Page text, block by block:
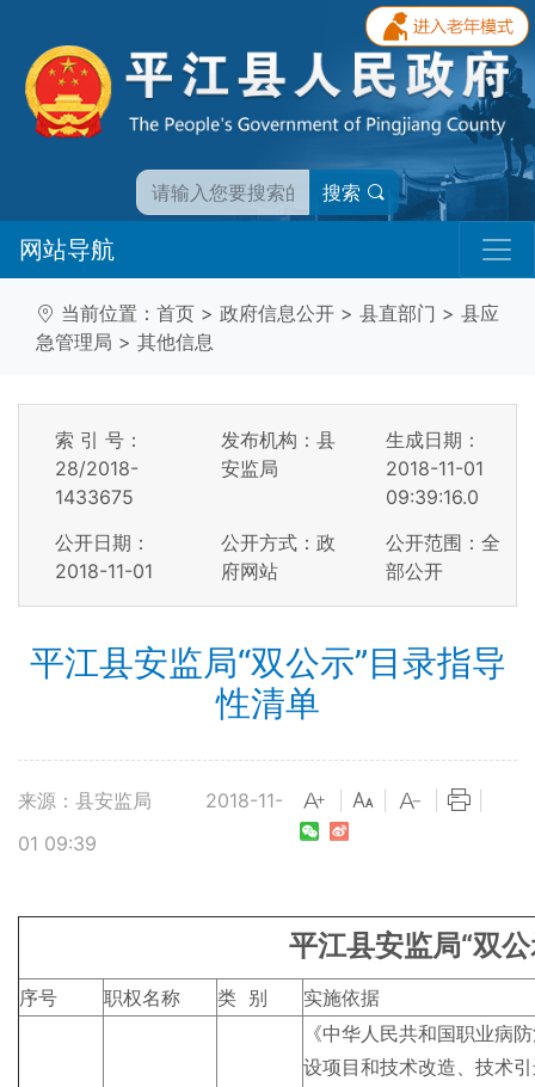
搜索
网站导航
当前位置： 首页 > 政府信息公开 > 县直部门 > 县应
急管理局 > 其他信息
索 引 号：
28/2018-
1433675
发布机构：县
安监局
生成日期：
2018-11-01
09:39:16.0
公开日期：
2018-11-01
公开方式：政
府网站
公开范围：全
部公开
平江县安监局“双公示”目录指导
性清单
来源：县安监局
2018-11-
01 09:39
平江县安监局“双
序号 职权名称 类 别 实施依据
《中华人民共和国职业病
设项目和技术改造、技术